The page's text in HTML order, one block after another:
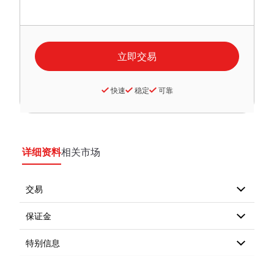
快速 稳定 可靠
详细资料相关市场